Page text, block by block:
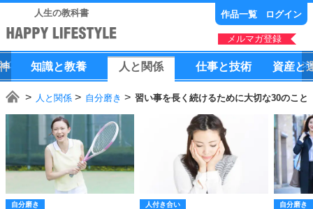
人生の教科書 作品一覧 ログイン
メルマガ登録
知識と教養 人 と 関係 仕事と技術 資産と
人と関係 自分磨き 習い事を長く続けるために大切な30のこと
自分磨き 人付き合い 自分磨き